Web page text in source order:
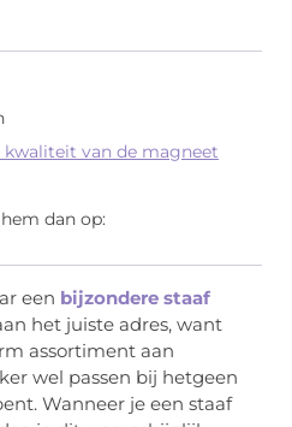
kwaliteit van de magneet
dan op:
een bijzondere staaf
het juiste adres, want
assortiment aan
wel passen bij hetgeen
Wanneer je een staaf